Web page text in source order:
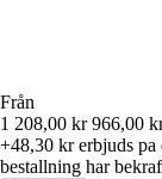
Från
1 208,00 kr 966,00
+48,30 krerbjuds pa
bestallning har